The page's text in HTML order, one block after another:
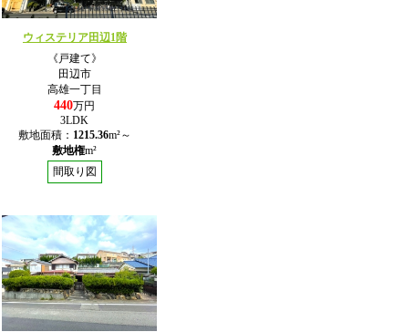
ウィステリア田辺1階
《戸建て》
田辺市
高雄一丁目
440万円
3LDK
敷地面積： 1215.36m²～
敷地権m²
間取り図